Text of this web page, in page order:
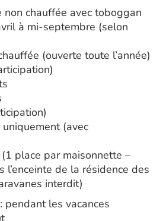
non chauffée avec toboggan
à mi-septembre (selon
(ouverte toute l’année)
(avec
place par maisonnette –
l’enceinte de la résidence des
interdit)
pendant les vacances